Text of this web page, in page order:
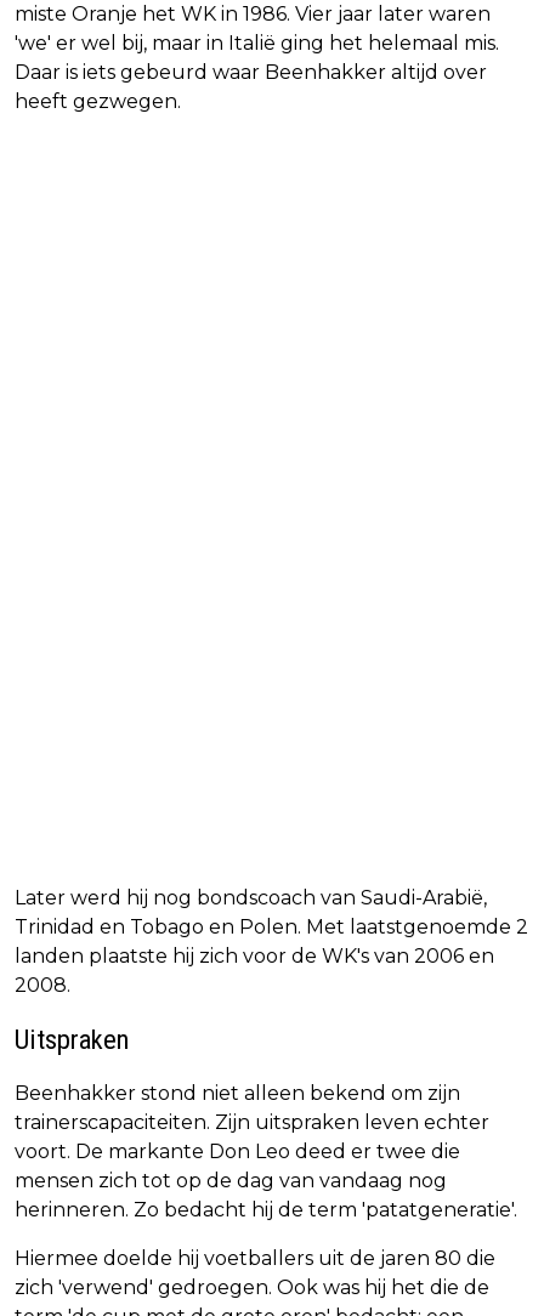
miste Oranje het WK in 1986. Vier jaar later waren
'we' er wel bij, maar in Italië ging het helemaal mis.
Daar is iets gebeurd waar Beenhakker altijd over
heeft gezwegen.
Later werd hij nog bondscoach van Saudi-Arabië,
Trinidad en Tobago en Polen. Met laatstgenoemde 2
landen plaatste hij zich voor de WK's van 2006 en
2008.
Uitspraken
Beenhakker stond niet alleen bekend om zijn
trainerscapaciteiten. Zijn uitspraken leven echter
voort. De markante Don Leo deed er twee die
mensen zich tot op de dag van vandaag nog
herinneren. Zo bedacht hij de term 'patatgeneratie'.
Hiermee doelde hij voetballers uit de jaren 80 die
zich 'verwend' gedroegen. Ook was hij het die de